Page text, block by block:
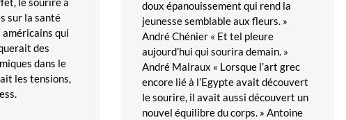
doux épanouissement qui rend la
jeunesse semblable aux fleurs. »
André Chénier « Et tel pleure
aujourd’hui qui sourira demain. »
André Malraux « Lorsque l’art grec
encore lié à l’Egypte avait découvert
le sourire, il avait aussi découvert un
nouvel équilibre du corps. » Antoine
sur la santé
qui
des
dans le
les tensions,